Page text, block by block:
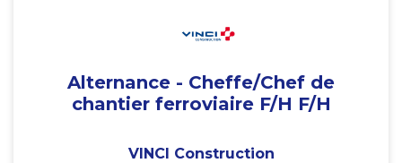
Alternance - Cheffe/Chef de
chantier ferroviaire F/H F/H
VINCI Construction